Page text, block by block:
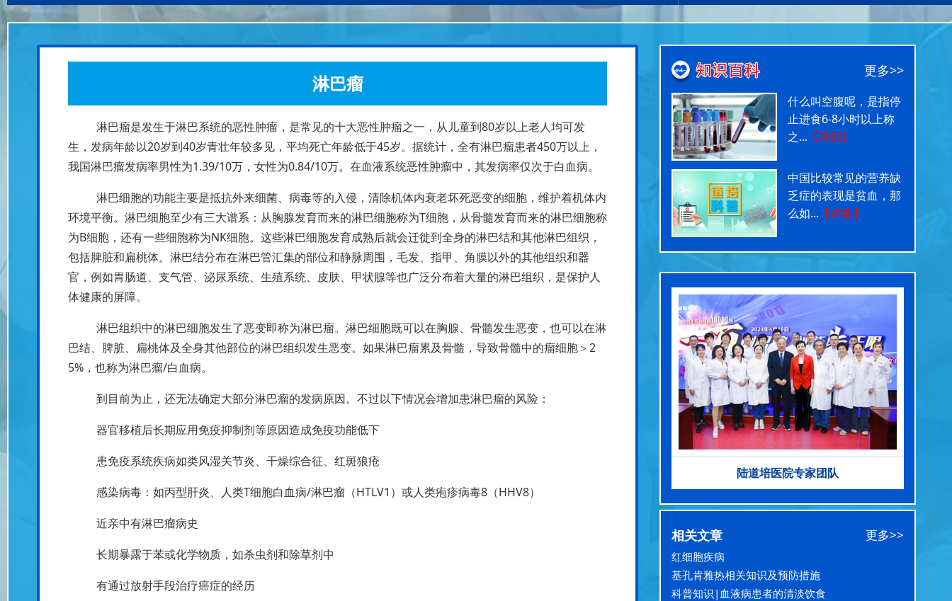
淋巴瘤
淋巴瘤是发生于淋巴系统的恶性肿瘤，是常见的十大恶性肿瘤之一，从儿童到80岁以上老人均可发
生，发病年龄以20岁到40岁青壮年较多见，平均死亡年龄低于45岁。据统计，全有淋巴瘤患者450万以上，
我国淋巴瘤发病率男性为1.39/10万，女性为0.84/10万。在血液系统恶性肿瘤中，其发病率仅次于白血病。
淋巴细胞的功能主要是抵抗外来细菌、病毒等的入侵，清除机体内衰老坏死恶变的细胞，维护着机体内
环境平衡。淋巴细胞至少有三大谱系：从胸腺发育而来的淋巴细胞称为T细胞，从骨髓发育而来的淋巴细胞称
为B细胞，还有一些细胞称为NK细胞。这些淋巴细胞发育成熟后就会迁徙到全身的淋巴结和其他淋巴组织，
包括脾脏和扁桃体。淋巴结分布在淋巴管汇集的部位和静脉周围，毛发、指甲、角膜以外的其他组织和器
官，例如胃肠道、支气管、泌尿系统、生殖系统、皮肤、甲状腺等也广泛分布着大量的淋巴组织，是保护人
体健康的屏障。
淋巴组织中的淋巴细胞发生了恶变即称为淋巴瘤。淋巴细胞既可以在胸腺、骨髓发生恶变，也可以在淋
巴结、脾脏、扁桃体及全身其他部位的淋巴组织发生恶变。如果淋巴瘤累及骨髓，导致骨髓中的瘤细胞＞2
5%，也称为淋巴瘤/白血病。
到目前为止，还无法确定大部分淋巴瘤的发病原因。不过以下情况会增加患淋巴瘤的风险：
器官移植后长期应用免疫抑制剂等原因造成免疫功能低下
患免疫系统疾病如类风湿关节炎、干燥综合征、红斑狼疮
感染病毒：如丙型肝炎、人类T细胞白血病/淋巴瘤（HTLV1）或人类疱疹病毒8（HHV8）
近亲中有淋巴瘤病史
长期暴露于苯或化学物质，如杀虫剂和除草剂中
有通过放射手段治疗癌症的经历
更多>>
什么叫空腹呢，是指停
止进食6-8小时以上称
之... 【详细】
中国比较常见的营养缺
乏症的表现是贫血，那
么如... 【详细】
陆道培医院专家团队
相关文章 更多>>
红细胞疾病
基孔肯雅热相关知识及预防措施
科普知识|血液病患者的清淡饮食